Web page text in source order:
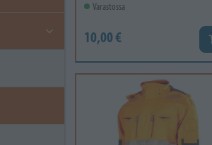
Varastossa
10,00 €